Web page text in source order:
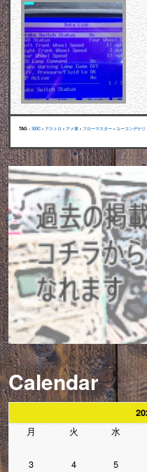
TAG : 300C • アストロ • アメ車 • フローマスター • ユーコンデナリ
Calendar
月 火 水
3
4 5